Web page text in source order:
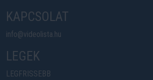
KAPCSOLAT
info@videolista.hu
LEGEK
LEGFRISSEBB